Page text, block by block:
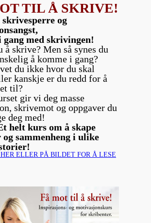
TIL Å SKRIVE!
og
gang med skrivingen!
å skrive? Men så synes du
å komme i gang?
du ikke hvor du skal
kanskje er du redd for å
til?
gir vi deg masse
skrivemot og oppgaver du
deg med!
helt kurs om å skape
sammenheng i ulike
ELLER PÅ BILDET FOR Å LESE